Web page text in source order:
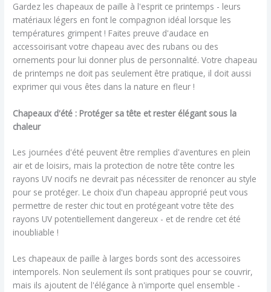
Gardez les chapeaux de paille à l'esprit ce printemps - leurs
matériaux légers en font le compagnon idéal lorsque les
températures grimpent ! Faites preuve d'audace en
accessoirisant votre chapeau avec des rubans ou des
ornements pour lui donner plus de personnalité. Votre chapeau
de printemps ne doit pas seulement être pratique, il doit aussi
exprimer qui vous êtes dans la nature en fleur !
Chapeaux d'été : Protéger sa tête et rester élégant sous la
chaleur
Les journées d'été peuvent être remplies d'aventures en plein
air et de loisirs, mais la protection de notre tête contre les
rayons UV nocifs ne devrait pas nécessiter de renoncer au style
pour se protéger. Le choix d'un chapeau approprié peut vous
permettre de rester chic tout en protégeant votre tête des
rayons UV potentiellement dangereux - et de rendre cet été
inoubliable !
Les chapeaux de paille à larges bords sont des accessoires
intemporels. Non seulement ils sont pratiques pour se couvrir,
mais ils ajoutent de l'élégance à n'importe quel ensemble -